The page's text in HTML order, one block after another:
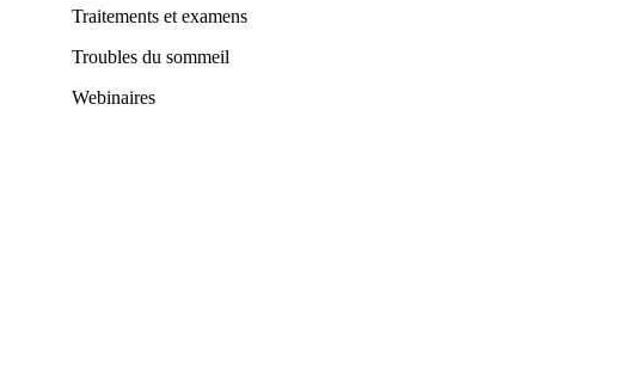
Traitements et examens
Troubles du sommeil
Webinaires